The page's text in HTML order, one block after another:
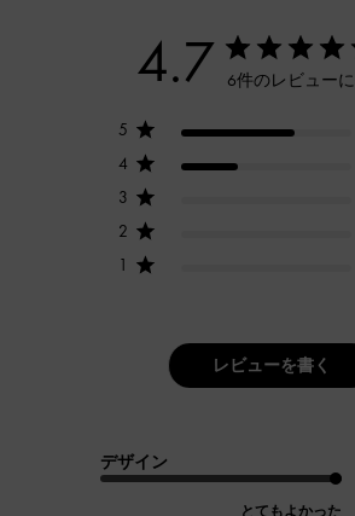
4.7 6件のレビュー
5
4
3
2
1
レビューを書く
デザイン
とてもよかった